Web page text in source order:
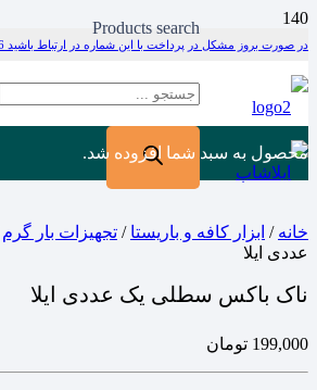
در صورت بروز مشکل در پرداخت با این شماره در ارتباط باشید 09199797956
Products search
محصول به سبد شما افزوده شد.
خانه / ابزار کافه و باریستا / تجهیزات بار گرم
عددی ایلا
ناک باکس سطلی یک عددی ایلا
199,000 تومان